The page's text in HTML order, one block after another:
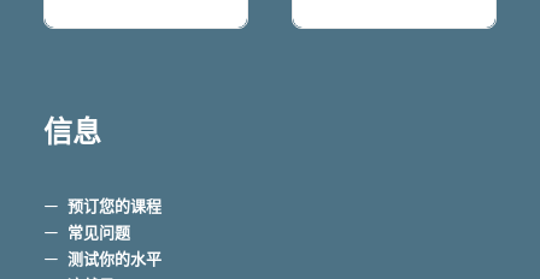
信息
预订您的课程
常见问题
测试你的水平